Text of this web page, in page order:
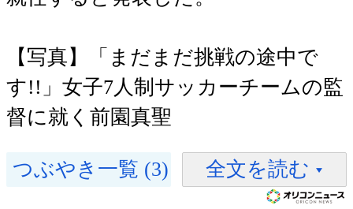
【写真】「まだまだ挑戦の途中で
す!!」女子7人制サッカーチームの監
督に就く前園真聖
つぶやき一覧 (3) 全文を読む